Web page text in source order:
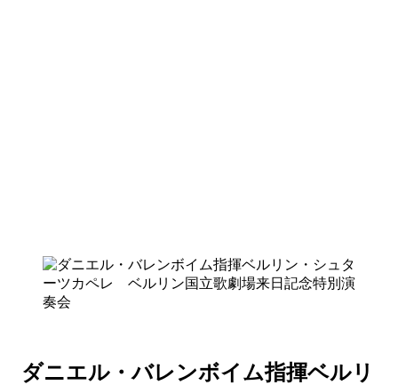
ダニエル・バレンボイム指揮ベルリ